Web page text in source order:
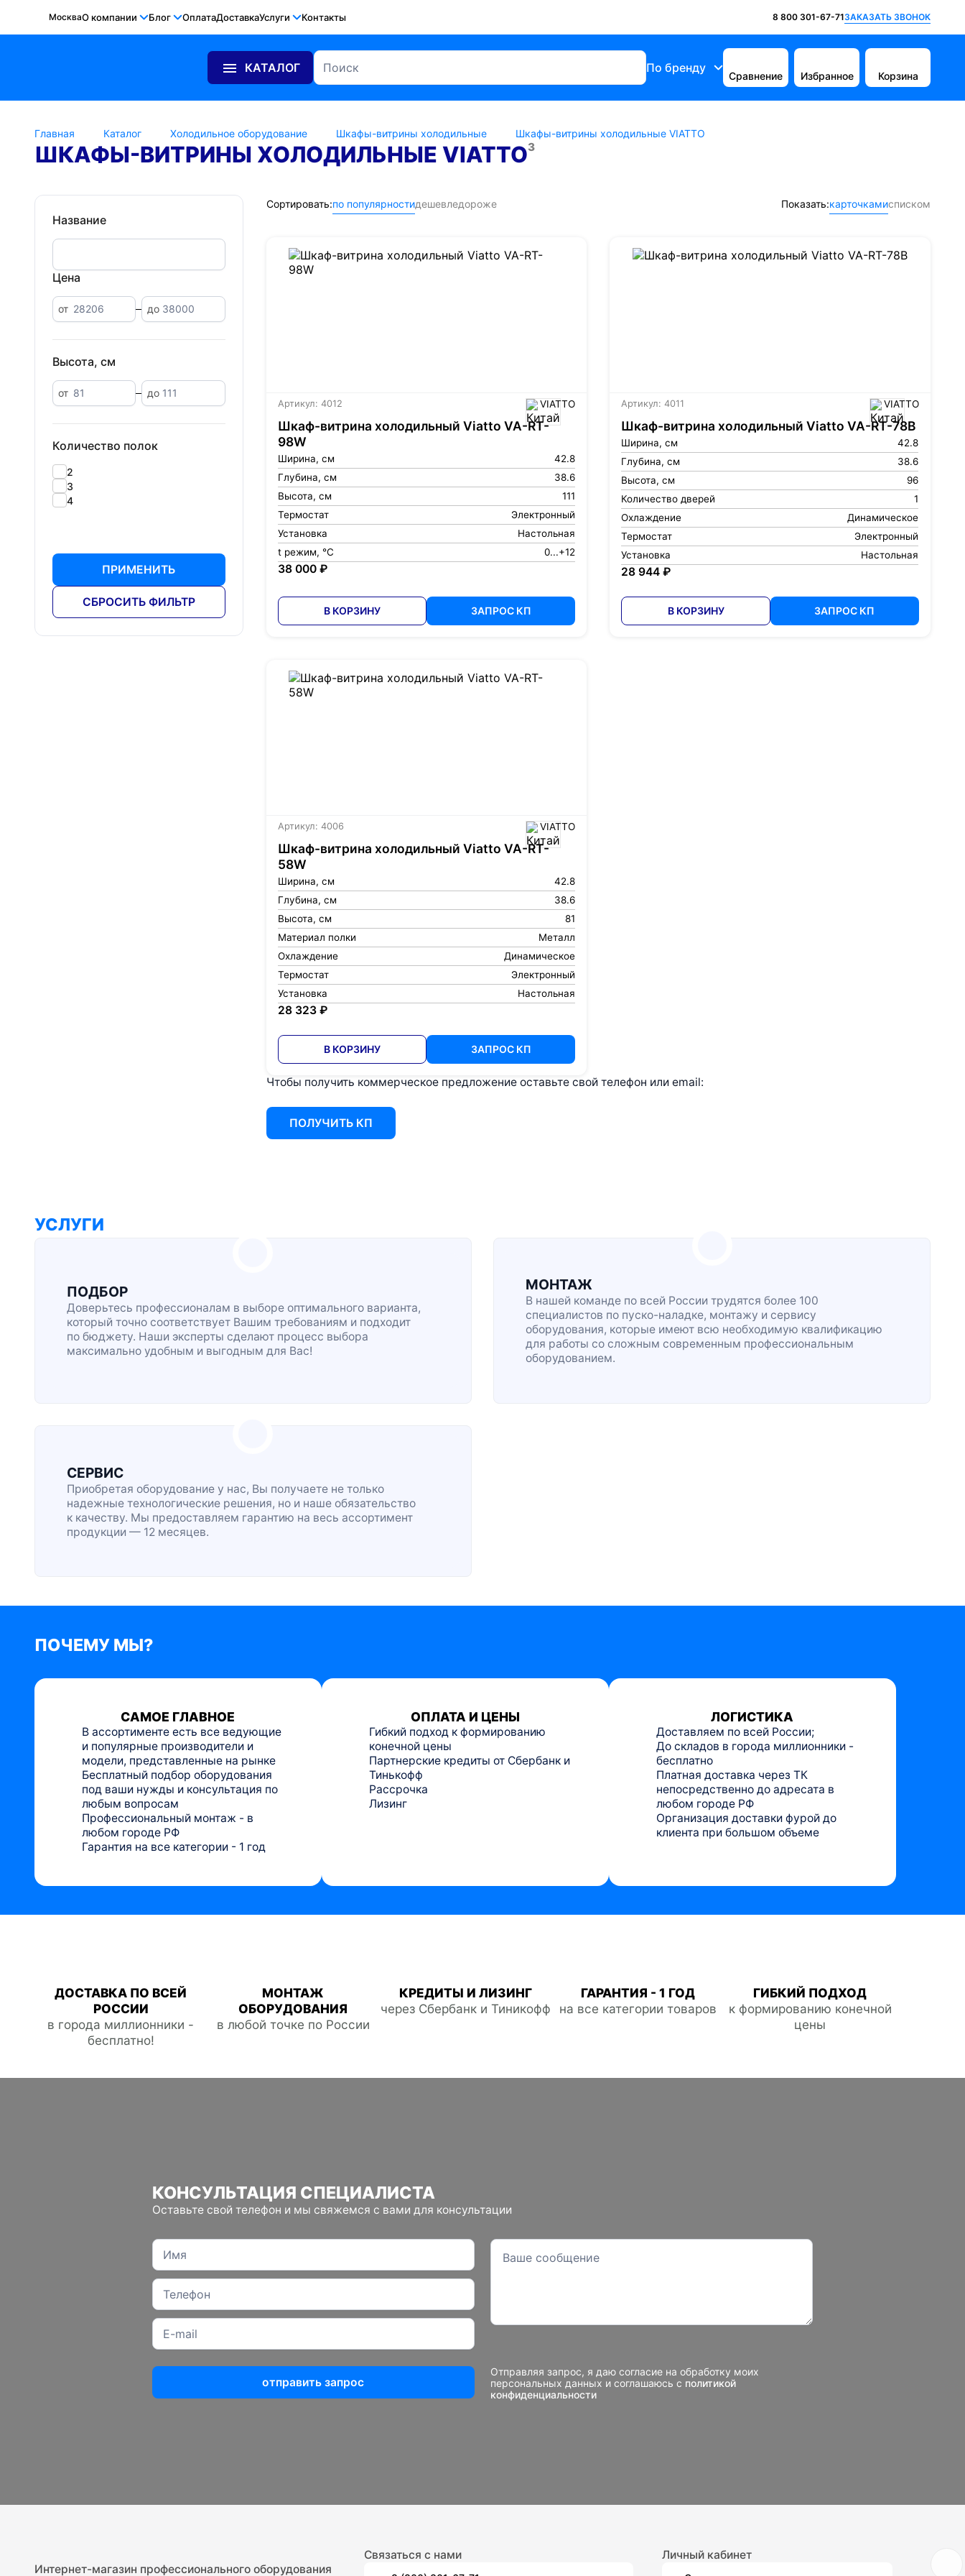
МоскваО компании Блог ОплатаДоставкаУслуги Контакты 8 800 301-67-71ЗАКАЗАТЬ ЗВОНОК
КАТАЛОГ По бренду
Сравнение Избранное Корзина
Главная Каталог Холодильное оборудование Шкафы-витрины холодильные Шкафы-витрины холодильные VIATTO
ШКАФЫ-ВИТРИНЫ ХОЛОДИЛЬНЫЕ VIATTO3
Сортировать:по популярностидешевледороже Показать:карточкамисписком
Название
Цена
от до
Высота, см
от до
Количество полок
2
3
4
ПРИМЕНИТЬ
СБРОСИТЬ ФИЛЬТР
Артикул: 4012 VIATTO
Шкаф-витрина холодильный Viatto VA-RT-
98W
Ширина, см
42.8
Глубина, см
38.6
Высота, см
111
Термостат
Электронный
Установка
Настольная
t режим, °С
0...+12
38 000 ₽
В КОРЗИНУ ЗАПРОС КП
Артикул: 4011 VIATTO
Шкаф-витрина холодильный Viatto VA-RT-78B
Ширина, см
42.8
Глубина, см
38.6
Высота, см
96
Количество дверей
1
Охлаждение
Динамическое
Термостат
Электронный
Установка
Настольная
28 944 ₽
В КОРЗИНУ ЗАПРОС КП
Артикул: 4006 VIATTO
Шкаф-витрина холодильный Viatto VA-RT-
58W
Ширина, см
42.8
Глубина, см
38.6
Высота, см
81
Материал полки
Металл
Охлаждение
Динамическое
Термостат
Электронный
Установка
Настольная
28 323 ₽
В КОРЗИНУ ЗАПРОС КП
Чтобы получить коммерческое предложение оставьте свой телефон или email:
ПОЛУЧИТЬ КП
УСЛУГИ
ПОДБОР
Доверьтесь профессионалам в выборе оптимального варианта,
который точно соответствует Вашим требованиям и подходит
по бюджету. Наши эксперты сделают процесс выбора
максимально удобным и выгодным для Вас!
МОНТАЖ
В нашей команде по всей России трудятся более 100
специалистов по пуско-наладке, монтажу и сервису
оборудования, которые имеют всю необходимую квалификацию
для работы со сложным современным профессиональным
оборудованием.
СЕРВИС
Приобретая оборудование у нас, Вы получаете не только
надежные технологические решения, но и наше обязательство
к качеству. Мы предоставляем гарантию на весь ассортимент
продукции — 12 месяцев.
ПОЧЕМУ МЫ?
САМОЕ ГЛАВНОЕ
В ассортименте есть все ведующие
и популярные производители и
модели, представленные на рынке
Бесплатный подбор оборудования
под ваши нужды и консультация по
любым вопросам
Профессиональный монтаж - в
любом городе РФ
Гарантия на все категории - 1 год
ОПЛАТА И ЦЕНЫ
Гибкий подход к формированию
конечной цены
Партнерские кредиты от Сбербанк и
Тинькофф
Рассрочка
Лизинг
ЛОГИСТИКА
Доставляем по всей России;
До складов в города миллионники -
бесплатно
Платная доставка через ТК
непосредственно до адресата в
любом городе РФ
Организация доставки фурой до
клиента при большом объеме
ДОСТАВКА ПО ВСЕЙ
РОССИИ
в города миллионники -
бесплатно!
МОНТАЖ
ОБОРУДОВАНИЯ
в любой точке по России
КРЕДИТЫ И ЛИЗИНГ
через Сбербанк и Тиникофф
ГАРАНТИЯ - 1 ГОД
на все категории товаров
ГИБКИЙ ПОДХОД
к формированию конечной
цены
КОНСУЛЬТАЦИЯ СПЕЦИАЛИСТА
Оставьте свой телефон и мы свяжемся с вами для консультации
отправить запрос
Отправляя запрос, я даю согласие на обработку моих
персональных данных и соглашаюсь с политикой
конфиденциальности
Интернет-магазин профессионального оборудования
Связаться с нами Личный кабинет